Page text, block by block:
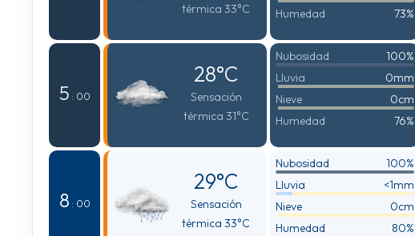
térmica 33°C
Humedad
73%
5 : 00
28°C
Sensación
térmica 31°C
Nubosidad
100%
Lluvia
0mm
Nieve
0cm
Humedad
76%
8 : 00
29°C
Sensación
térmica 33°C
Nubosidad
100%
Lluvia
<1mm
Nieve
0cm
Humedad
80%